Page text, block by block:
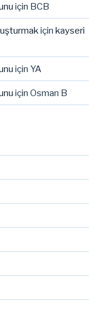
için BCB
için kayseri
için YA
için Osman B